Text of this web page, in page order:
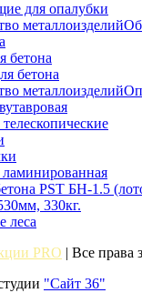
для опалубки
бетона
бетона
леса
PRO | Все
"Сайт 36"